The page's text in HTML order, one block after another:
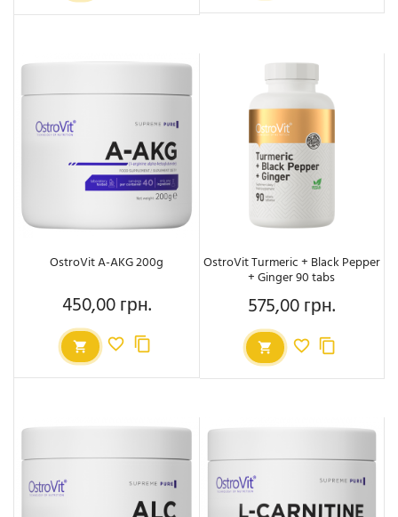
OstroVit A-AKG 200g
Ціна
450,00 грн.
OstroVit Turmeric + Black Pepper
+ Ginger 90 tabs
Ціна
575,00 грн.